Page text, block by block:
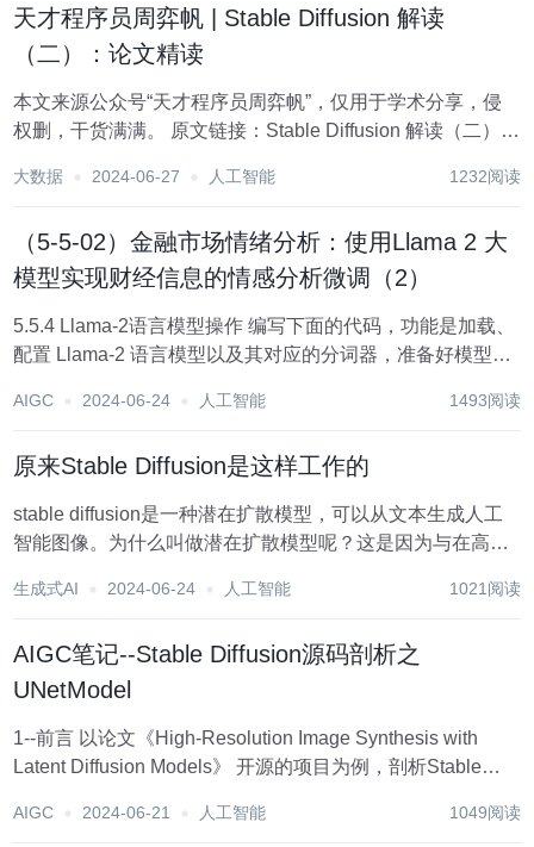
天才程序员周弈帆 | Stable Diffusion 解读
（二）：论文精读
本文来源公众号“天才程序员周弈帆”，仅用于学术分享，侵
权删，干货满满。 原文链接：Stable Diffusion 解读（二）：
员周弈帆 | Stable Diffusion 解读（一）：回顾早...
大数据 2024-06-27 人工智能 1232阅读
（5-5-02）金融市场情绪分析：使用Llama 2 大
模型实现财经信息的情感分析微调（2）
5.5.4 Llama-2语言模型操作 编写下面的代码，功能是加载、
配置 Llama-2 语言模型以及其对应的分词器，准备好模型为
"../input/llama-2/pytorch/7b-h...
AIGC 2024-06-24 人工智能 1493阅读
原来Stable Diffusion是这样工作的
stable diffusion是一种潜在扩散模型，可以从文本生成人工
智能图像。为什么叫做潜在扩散模型呢？这是因为与在高维
后再进行操作。 在这篇文章中，我们将深入了解它到底是如
生成式AI 2024-06-24 人工智能 1021阅读
AIGC笔记--Stable Diffusion源码剖析之
UNetModel
1--前言 以论文《High-Resolution Image Synthesis with
Latent Diffusion Models》 开源的项目为例，剖析Stable
AIGC 2024-06-21 人工智能 1049阅读